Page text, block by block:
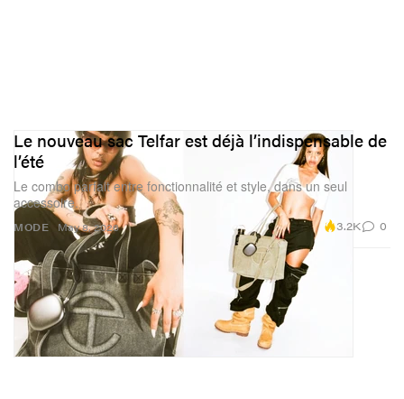
MODE
Le nouveau sac Telfar est déjà l’indispensable de
l’été
Le combo parfait entre fonctionnalité et style, dans un seul
accessoire.
May 8, 2026 3.2K 0